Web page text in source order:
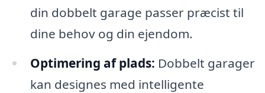
din dobbelt garage passer præcist til
dine behov og din ejendom.
Optimering af plads: Dobbelt garager
kan designes med intelligente